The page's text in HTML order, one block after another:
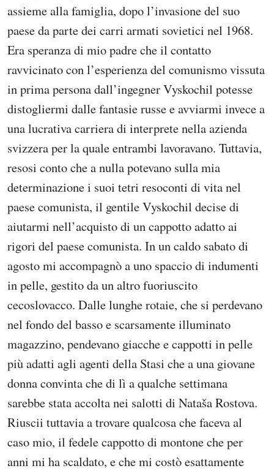
assieme alla famiglia, dopo l’invasione del suo
paese da parte dei carri armati sovietici nel 1968.
Era speranza di mio padre che il contatto
ravvicinato con l’esperienza del comunismo vissuta
in prima persona dall’ingegner Vyskochil potesse
distogliermi dalle fantasie russe e avviarmi invece a
una lucrativa carriera di interprete nella azienda
svizzera per la quale entrambi lavoravano. Tuttavia,
resosi conto che a nulla potevano sulla mia
determinazione i suoi tetri resoconti di vita nel
paese comunista, il gentile Vyskochil decise di
aiutarmi nell’acquisto di un cappotto adatto ai
rigori del paese comunista. In un caldo sabato di
agosto mi accompagnò a uno spaccio di indumenti
in pelle, gestito da un altro fuoriuscito
cecoslovacco. Dalle lunghe rotaie, che si perdevano
nel fondo del basso e scarsamente illuminato
magazzino, pendevano giacche e cappotti in pelle
più adatti agli agenti della Stasi che a una giovane
donna convinta che di lì a qualche settimana
sarebbe stata accolta nei salotti di Nataša Rostova.
Riuscii tuttavia a trovare qualcosa che faceva al
caso mio, il fedele cappotto di montone che per
anni mi ha scaldato, e che mi costò esattamente